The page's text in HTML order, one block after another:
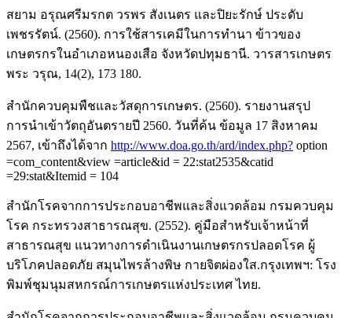
สยาม อรุณศรีมรกต วรพร สังเนตร และปิยะรักษ์ ประดับ
เพชรรัตน์. (2560). การใช้สารเคมีในการทำนา ข้าวของ
เกษตรกรในอำเภอหนองเสือ จังหวัดปทุมธานี. วารสารเกษตร
พระ วรุณ, 14(2), 173 180.
สำนักควบคุมพืชและวัสดุการเกษตร. (2560). รายงานสรุป
การนำเข้าวัตถุอันตรายปี 2560. วันที่ค้น ข้อมูล 17 สิงหาคม
2567, เข้าถึงได้จาก http://www.doa.go.th/ard/index.php? option
=com_content&view =article&id = 22:stat2535&catid
=29:stat&Itemid = 104
สำนักโรคจากการประกอบอาชีพและสิ่งแวดล้อม กรมควบคุม
โรค กระทรวงสาธารณสุข. (2552). คู่มือสำหรับเจ้าหน้าที่
สาธารณสุข แนวทางการดำเนินงานเกษตรกรปลอดโรค ผู้
บริโภคปลอดภัย สมุนไพรล้างพิษ กายจิตผ่องใส.กรุงเทพฯ: โรง
พิมพ์ชุมนุมสหกรณ์การเกษตรแห่งประเทศ ไทย.